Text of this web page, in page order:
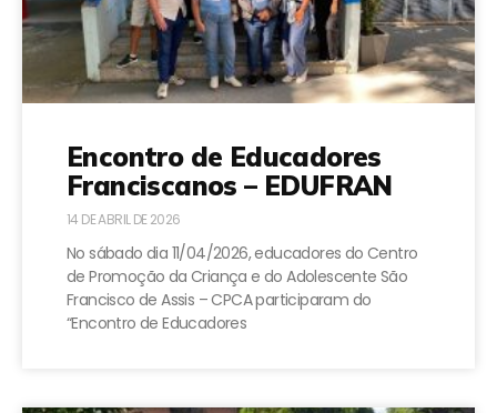
Encontro de Educadores
Franciscanos – EDUFRAN
14 DE ABRIL DE 2026
No sábado dia 11/04/2026, educadores do Centro
de Promoção da Criança e do Adolescente São
Francisco de Assis – CPCA participaram do
“Encontro de Educadores